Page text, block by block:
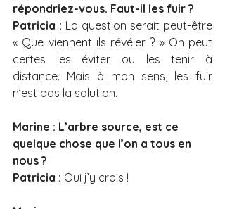
répondriez-vous. Faut-il les fuir ?
Patricia : La question serait peut-être
« Que viennent ils révéler ? » On peut
certes les éviter ou les tenir à
distance. Mais à mon sens, les fuir
n’est pas la solution.
Marine : L’arbre source, est ce
quelque chose que l’on a tous en
nous ?
Patricia : Oui j’y crois !